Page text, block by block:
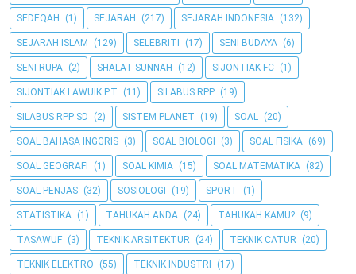
SEDEQAH (1) SEJARAH (217) SEJARAH INDONESIA (132)
SEJARAH ISLAM (129) SELEBRITI (17) SENI BUDAYA (6)
SENI RUPA (2) SHALAT SUNNAH (12) SIJONTIAK FC (1)
SIJONTIAK LAWUIK P.T (11) SILABUS RPP (19)
SILABUS RPP SD (2) SISTEM PLANET (19) SOAL (20)
SOAL BAHASA INGGRIS (3) SOAL BIOLOGI (3) SOAL FISIKA (69)
SOAL GEOGRAFI (1) SOAL KIMIA (15) SOAL MATEMATIKA (82)
SOAL PENJAS (32) SOSIOLOGI (19) SPORT (1)
STATISTIKA (1) TAHUKAH ANDA (24) TAHUKAH KAMU? (9)
TASAWUF (3) TEKNIK ARSITEKTUR (24) TEKNIK CATUR (20)
TEKNIK ELEKTRO (55) TEKNIK INDUSTRI (17)